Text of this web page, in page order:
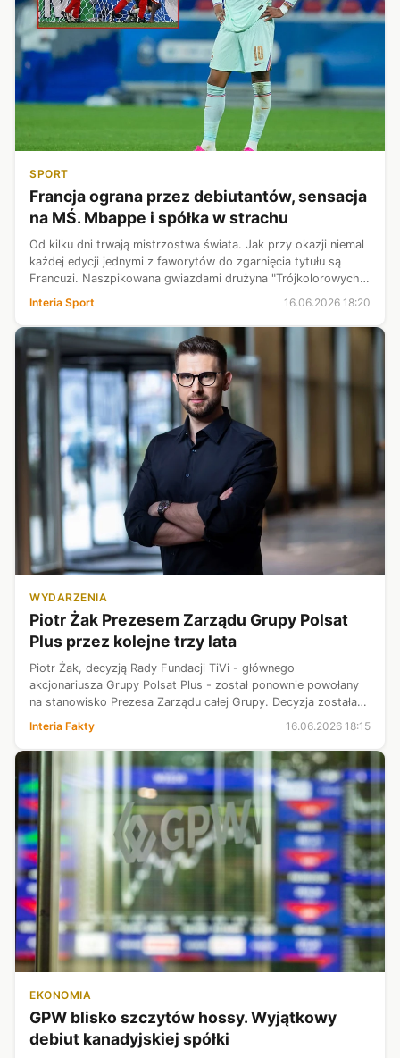
SPORT
Francja ograna przez debiutantów, sensacja
na MŚ. Mbappe i spółka w strachu
Od kilku dni trwają mistrzostwa świata. Jak przy okazji niemal
każdej edycji jednymi z faworytów do zgarnięcia tytułu są
Francuzi. Naszpikowana gwiazdami drużyna "Trójkolorowych"
na dwóch ostatnich mundialach zajmowała kolejno pierwsze i
drugie miejs...
Interia Sport 16.06.2026 18:20
WYDARZENIA
Piotr Żak Prezesem Zarządu Grupy Polsat
Plus przez kolejne trzy lata
Piotr Żak, decyzją Rady Fundacji TiVi - głównego
akcjonariusza Grupy Polsat Plus - został ponownie powołany
na stanowisko Prezesa Zarządu całej Grupy. Decyzja została
przekonania o jego skutecznym za...
Interia Fakty 16.06.2026 18:15
EKONOMIA
GPW blisko szczytów hossy. Wyjątkowy
debiut kanadyjskiej spółki